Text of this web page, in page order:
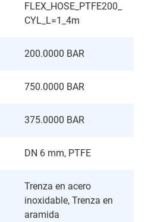
FLEX_HOSE_PTFE200_
CYL_L=1_4m
200.0000 BAR
750.0000 BAR
375.0000 BAR
DN 6 mm, PTFE
Trenza en acero
inoxidable, Trenza en
aramida